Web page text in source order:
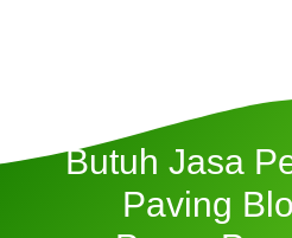
Butuh Jasa
Paving